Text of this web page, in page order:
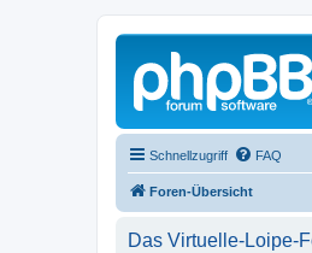
Schnellzugriff FAQ
Foren-Übersicht
Das Virtuelle-Loipe-